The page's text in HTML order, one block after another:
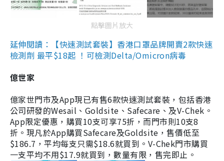
點擊圖片放大
延伸閱讀：【快速測試套裝】香港口罩品牌開賣2款快速
檢測劑 最平$18起 ！可檢測Delta/Omicron病毒
億世家
億家世門市及App現已有售6款快速測試套裝，包括香港
公司研發的Wesail、Goldsite、Safecare、及V-Chek。
App限定優惠，購買10支可享75折，而門市則10支8
折。現凡於App購買Safecare及Goldsite，售價低至
$186.7，平均每支只需$18.6就買到。V-Chek門市購買
一支平均不用$17.9就買到，數量有限，售完即止。